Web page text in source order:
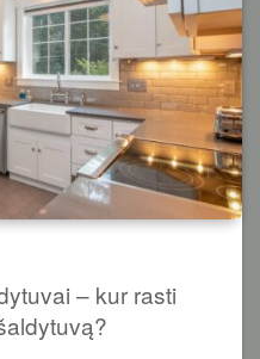
– kur rasti